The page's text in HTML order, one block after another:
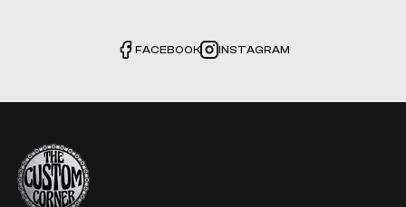
FACEBOOK INSTAGRAM
The Custom Corner